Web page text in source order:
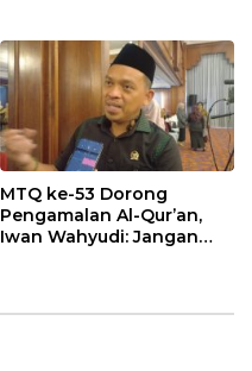
MTQ ke-53 Dorong
Pengamalan Al-Qur’an,
Iwan Wahyudi: Jangan